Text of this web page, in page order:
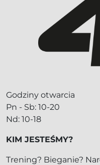
Godziny otwarcia
Pn - Sb: 10-20
Nd: 10-18
KIM JESTEŚMY?
Trening? Bieganie?